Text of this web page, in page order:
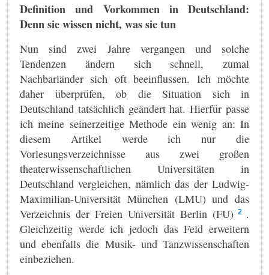
Definition und Vorkommen in Deutschland:
Denn sie wissen nicht, was sie tun
Nun sind zwei Jahre vergangen und solche
Tendenzen ändern sich schnell, zumal
Nachbarländer sich oft beeinflussen. Ich möchte
daher überprüfen, ob die Situation sich in
Deutschland tatsächlich geändert hat. Hierfür passe
ich meine seinerzeitige Methode ein wenig an: In
diesem Artikel werde ich nur die
Vorlesungsverzeichnisse aus zwei großen
theaterwissenschaftlichen Universitäten in
Deutschland vergleichen, nämlich das der Ludwig-
Maximilian-Universität München (LMU) und das
Verzeichnis der Freien Universität Berlin (FU) 2 .
Gleichzeitig werde ich jedoch das Feld erweitern
und ebenfalls die Musik- und Tanzwissenschaften
einbeziehen.